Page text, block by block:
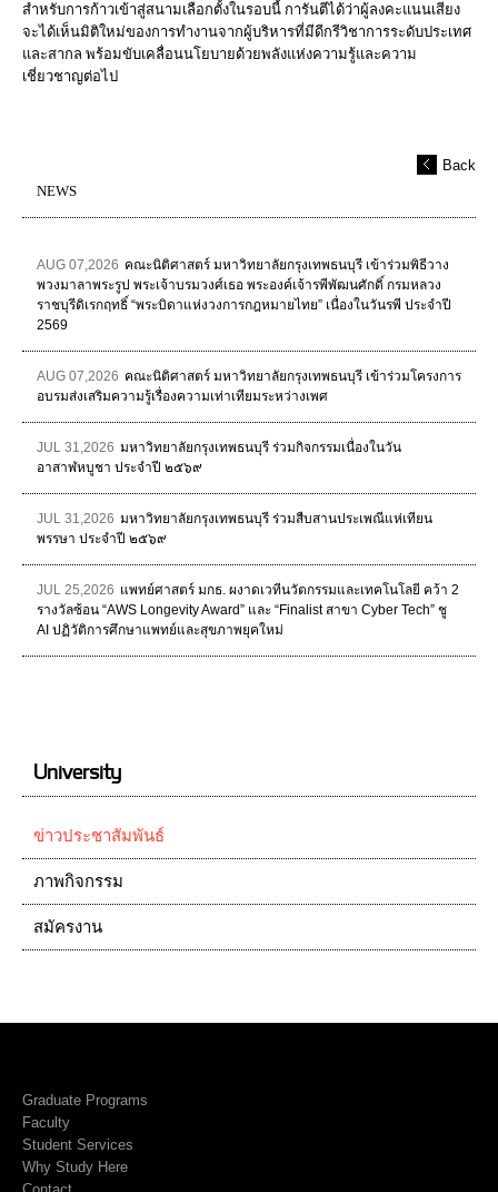
สำหรับการก้าวเข้าสู่สนามเลือกตั้งในรอบนี้ การันตีได้ว่าผู้ลงคะแนนเสียง
จะได้เห็นมิติใหม่ของการทำงานจากผู้บริหารที่มีดีกรีวิชาการระดับประเทศ
และสากล พร้อมขับเคลื่อนนโยบายด้วยพลังแห่งความรู้และความ
เชี่ยวชาญต่อไป
Back
NEWS
AUG 07,2026 คณะนิติศาสตร์ มหาวิทยาลัยกรุงเทพธนบุรี เข้าร่วมพิธีวาง
พวงมาลาพระรูป พระเจ้าบรมวงศ์เธอ พระองค์เจ้ารพีพัฒนศักดิ์ กรมหลวง
ราชบุรีดิเรกฤทธิ์ “พระบิดาแห่งวงการกฎหมายไทย” เนื่องในวันรพี ประจำปี
2569
AUG 07,2026 คณะนิติศาสตร์ มหาวิทยาลัยกรุงเทพธนบุรี เข้าร่วมโครงการ
อบรมส่งเสริมความรู้เรื่องความเท่าเทียมระหว่างเพศ
JUL 31,2026 มหาวิทยาลัยกรุงเทพธนบุรี ร่วมกิจกรรมเนื่องในวัน
อาสาฬหบูชา ประจำปี ๒๕๖๙
JUL 31,2026 มหาวิทยาลัยกรุงเทพธนบุรี ร่วมสืบสานประเพณีแห่เทียน
พรรษา ประจำปี ๒๕๖๙
JUL 25,2026 แพทย์ศาสตร์ มกธ. ผงาดเวทีนวัตกรรมและเทคโนโลยี คว้า 2
รางวัลซ้อน “AWS Longevity Award” และ “Finalist สาขา Cyber Tech” ชู
AI ปฏิวัติการศึกษาแพทย์และสุขภาพยุคใหม่
University
ข่าวประชาสัมพันธ์
ภาพกิจกรรม
สมัครงาน
Graduate Programs
Faculty
Student Services
Why Study Here